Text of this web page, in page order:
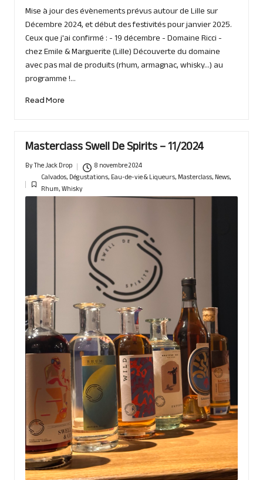
Mise à jour des évènements prévus autour de Lille sur
Décembre 2024, et début des festivités pour janvier 2025.
Ceux que j'ai confirmé : - 19 décembre - Domaine Ricci -
chez Emile & Marguerite (Lille) Découverte du domaine
avec pas mal de produits (rhum, armagnac, whisky...) au
programme !…
Read More
Masterclass Swell De Spirits – 11/2024
Posted
by
ByThe Jack Drop 8 novembre 2024
Posted
Calvados, Dégustations, Eau-de-vie & Liqueurs, Masterclass, News,
Rhum,Whisky